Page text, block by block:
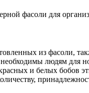
фасоли для
из фасоли,
людям для
и белых бобов